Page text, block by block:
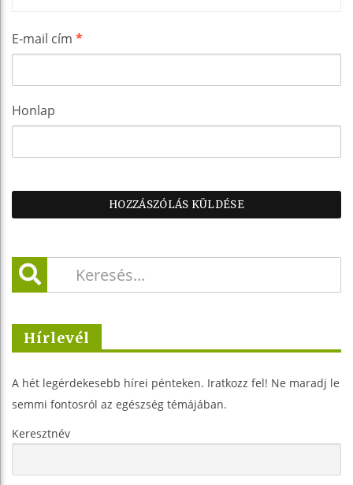
E-mail cím *
Honlap
Hírlevél
A hét legérdekesebb hírei pénteken. Iratkozz fel! Ne maradj le
semmi fontosról az egészség témájában.
Keresztnév